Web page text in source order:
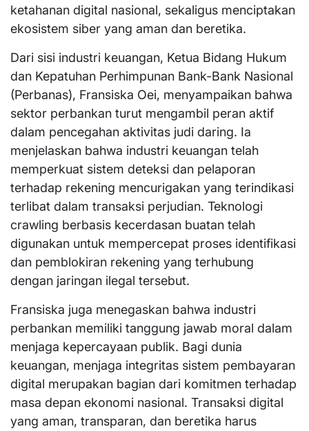
ketahanan digital nasional, sekaligus menciptakan
ekosistem siber yang aman dan beretika.
Dari sisi industri keuangan, Ketua Bidang Hukum
dan Kepatuhan Perhimpunan Bank-Bank Nasional
(Perbanas), Fransiska Oei, menyampaikan bahwa
sektor perbankan turut mengambil peran aktif
dalam pencegahan aktivitas judi daring. Ia
menjelaskan bahwa industri keuangan telah
memperkuat sistem deteksi dan pelaporan
terhadap rekening mencurigakan yang terindikasi
terlibat dalam transaksi perjudian. Teknologi
crawling berbasis kecerdasan buatan telah
digunakan untuk mempercepat proses identifikasi
dan pemblokiran rekening yang terhubung
dengan jaringan ilegal tersebut.
Fransiska juga menegaskan bahwa industri
perbankan memiliki tanggung jawab moral dalam
menjaga kepercayaan publik. Bagi dunia
keuangan, menjaga integritas sistem pembayaran
digital merupakan bagian dari komitmen terhadap
masa depan ekonomi nasional. Transaksi digital
yang aman, transparan, dan beretika harus